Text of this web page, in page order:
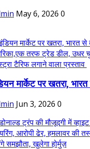
May 6, 2026 0
मार्केट पर खतरा,
Jun 3, 2026 0